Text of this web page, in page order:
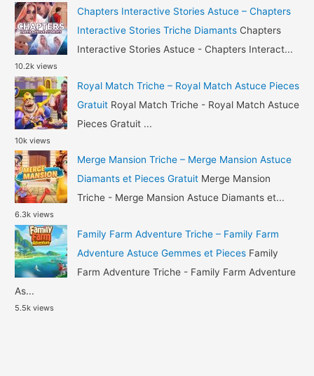
Argent
Gratuit
h
f
o
r
:
Chapters Interactive Stories Astuce – Chapters
Interactive Stories Triche Diamants Chapters
Interactive Stories Astuce - Chapters Interact...
10.2k views
Royal Match Triche – Royal Match Astuce Pieces
Gratuit Royal Match Triche - Royal Match Astuce
Pieces Gratuit ...
10k views
Merge Mansion Triche – Merge Mansion Astuce
Diamants et Pieces Gratuit Merge Mansion
Triche - Merge Mansion Astuce Diamants et...
6.3k views
Family Farm Adventure Triche – Family Farm
Adventure Astuce Gemmes et Pieces Family
Farm Adventure Triche - Family Farm Adventure
As...
5.5k views